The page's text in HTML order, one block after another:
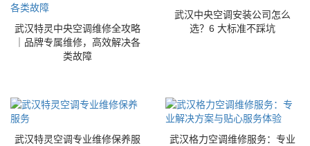
武汉特灵中央空调维修全攻略
｜品牌专属维修，高效解决各
类故障
武汉中央空调安装公司怎么
选？6 大标准不踩坑
武汉特灵空调专业维修保养服
武汉格力空调维修服务：专业